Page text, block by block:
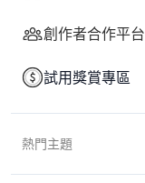
創作者合作平台
試用獎賞專區
熱門主題